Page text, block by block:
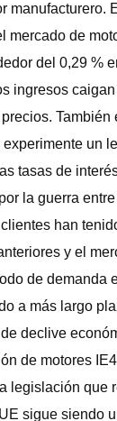
manufacturero.
mercado de
del 0,29 %
ingresos
También
un
tasas de
la guerra
han
y el
de demanda
a más largo
declive
de motores
legislación que
sigue siendo